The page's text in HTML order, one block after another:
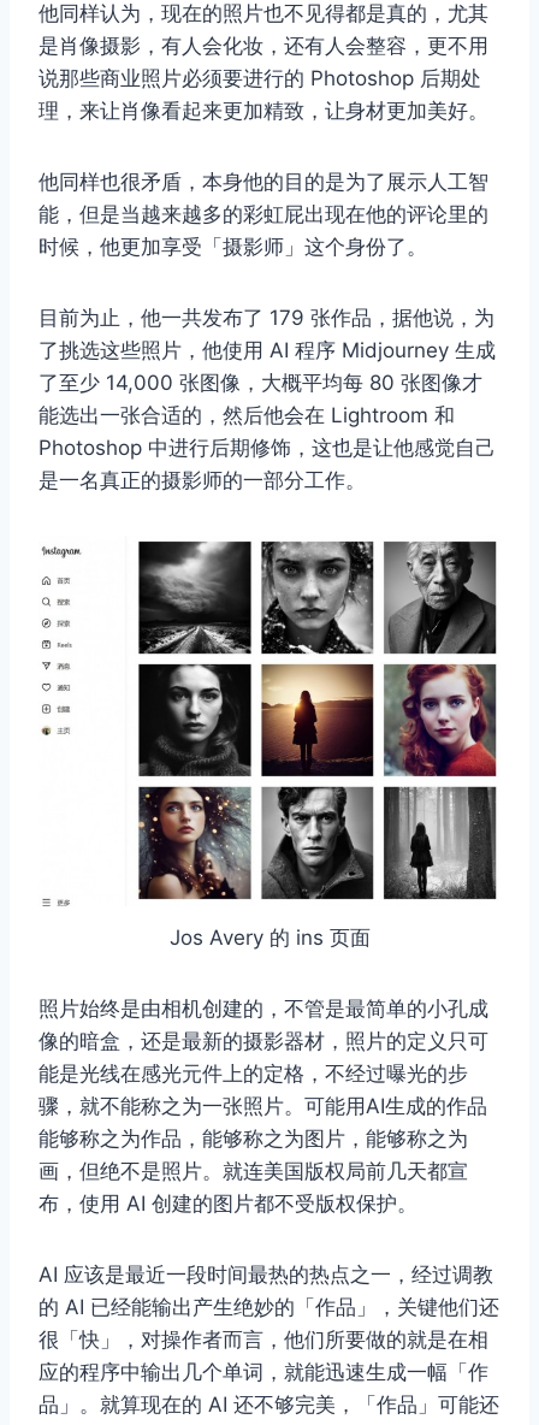
他同样认为，现在的照片也不见得都是真的，尤其
是肖像摄影，有人会化妆，还有人会整容，更不用
说那些商业照片必须要进行的 Photoshop 后期处
理，来让肖像看起来更加精致，让身材更加美好。
他同样也很矛盾，本身他的目的是为了展示人工智
能，但是当越来越多的彩虹屁出现在他的评论里的
时候，他更加享受「摄影师」这个身份了。
目前为止，他一共发布了 179 张作品，据他说，为
了挑选这些照片，他使用 AI 程序 Midjourney 生成
了至少 14,000 张图像，大概平均每 80 张图像才
能选出一张合适的，然后他会在 Lightroom 和
Photoshop 中进行后期修饰，这也是让他感觉自己
是一名真正的摄影师的一部分工作。
Jos Avery 的 ins 页面
照片始终是由相机创建的，不管是最简单的小孔成
像的暗盒，还是最新的摄影器材，照片的定义只可
能是光线在感光元件上的定格，不经过曝光的步
骤，就不能称之为一张照片。可能用AI生成的作品
能够称之为作品，能够称之为图片，能够称之为
画，但绝不是照片。就连美国版权局前几天都宣
布，使用 AI 创建的图片都不受版权保护。
AI 应该是最近一段时间最热的热点之一，经过调教
的 AI 已经能输出产生绝妙的「作品」，关键他们还
很「快」，对操作者而言，他们所要做的就是在相
应的程序中输出几个单词，就能迅速生成一幅「作
品」。就算现在的 AI 还不够完美，「作品」可能还